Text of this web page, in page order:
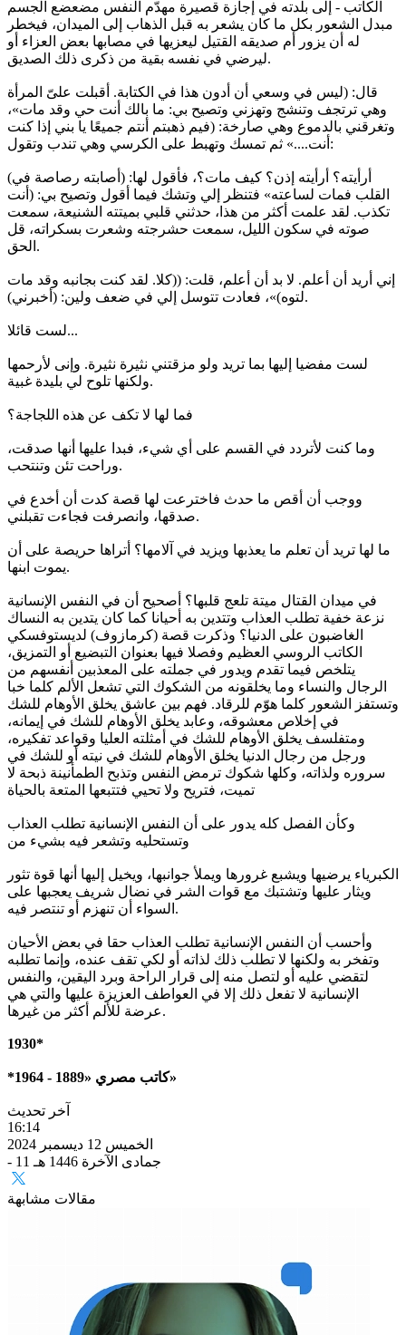
الكاتب - إلى بلدته في إجازة قصيرة مهدّم النفس مضعضع الجسم
مبدل الشعور بكل ما كان يشعر به قبل الذهاب إلى الميدان، فيخطر
له أن يزور أم صديقه القتيل ليعزيها في مصابها بعض العزاء أو
ليرضي في نفسه بقية من ذكرى ذلك الصديق.
قال: (ليس في وسعي أن أدون هذا في الكتابة. أقبلت علىّ المرأة
وهي ترتجف وتنشج وتهزني وتصيح بي: ما بالك أنت حي وقد مات»،
وتغرقني بالدموع وهي صارخة: (فيم ذهبتم أنتم جميعًا يا بني إذا كنت
أنت....» ثم تمسك وتهبط على الكرسي وهي تندب وتقول:
(أرأيته؟ أرأيته إذن؟ كيف مات؟، فأقول لها: (أصابته رصاصة في
القلب فمات لساعته» فتنظر إلي وتشك فيما أقول وتصيح بي: (أنت
تكذب. لقد علمت أكثر من هذا، حدثني قلبي بميتته الشنيعة، سمعت
صوته في سكون الليل، سمعت حشرجته وشعرت بسكراته، قل
الحق.
إني أريد أن أعلم. لا بد أن أعلم، قلت: ((كلا. لقد كنت بجانبه وقد مات
لتوه)»، فعادت تتوسل إلي في ضعف ولين: (أخبرني).
لست قائلا...
لست مفضيا إليها بما تريد ولو مزقتني نثيرة نثيرة. وإنى لأرحمها
ولكنها تلوح لي بليدة غبية.
فما لها لا تكف عن هذه اللجاجة؟
وما كنت لأتردد في القسم على أي شيء، فبدا عليها أنها صدقت،
وراحت تئن وتنتحب.
ووجب أن أقص ما حدث فاخترعت لها قصة كدت أن أخدع في
صدقها، وانصرفت فجاءت تقبلني.
ما لها تريد أن تعلم ما يعذبها ويزيد في آلامها؟ أتراها حريصة على أن
يموت ابنها.
في ميدان القتال ميتة تلعج قلبها؟ أصحيح أن في النفس الإنسانية
نزعة خفية تطلب العذاب وتتدين به أحيانا كما كان يتدين به النساك
الغاضبون على الدنيا؟ وذكرت قصة (كرمازوف) لديستوفسكي
الكاتب الروسي العظيم وفصلا فيها بعنوان التبضيع أو التمزيق،
يتلخص فيما تقدم ويدور في جملته على المعذبين أنفسهم من
الرجال والنساء وما يخلقونه من الشكوك التي تشعل الألم كلما خبا
وتستفز الشعور كلما هوّم للرقاد. فهم بين عاشق يخلق الأوهام للشك
في إخلاص معشوقه، وعابد يخلق الأوهام للشك في إيمانه،
ومتفلسف يخلق الأوهام للشك في أمثلته العليا وقواعد تفكيره،
ورجل من رجال الدنيا يخلق الأوهام للشك في نيته أو للشك في
سروره ولذاته، وكلها شكوك ترمض النفس وتذبح الطمأنينة ذبحة لا
تميت، فتريح ولا تحيي فتتبعها المتعة بالحياة
وكأن الفصل كله يدور على أن النفس الإنسانية تطلب العذاب
وتستحليه وتشعر فيه بشيء من
الكبرياء يرضيها ويشبع غرورها ويملأ جوانبها، ويخيل إليها أنها قوة تثور
ويثار عليها وتشتبك مع قوات الشر في نضال شريف يعجبها على
السواء أن تنهزم أو تنتصر فيه.
وأحسب أن النفس الإنسانية تطلب العذاب حقا في بعض الأحيان
وتفخر به ولكنها لا تطلب ذلك لذاته أو لكي تقف عنده، وإنما تطلبه
لتقضي عليه أو لتصل منه إلى قرار الراحة وبرد اليقين، والنفس
الإنسانية لا تفعل ذلك إلا في العواطف العزيزة عليها والتي هي
عرضة للألم أكثر من غيرها.
1930*
*كاتب مصري «1889 - 1964»
آخر تحديث
16:14
الخميس 12 ديسمبر 2024
- 11 جمادى الآخرة 1446 هـ
مقالات مشابهة